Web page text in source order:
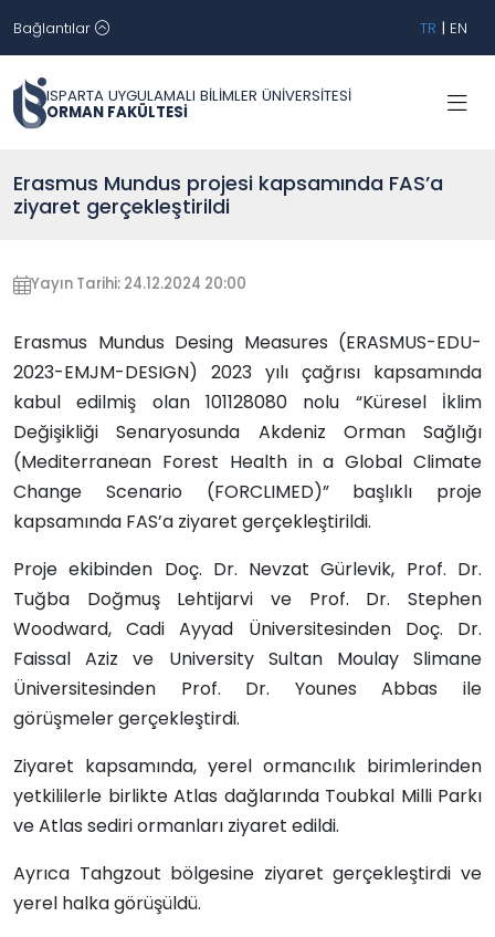
Bağlantılar TR | EN
ISPARTA UYGULAMALI BİLİMLER ÜNİVERSİTESİ
ORMAN FAKÜLTESİ
Erasmus Mundus projesi kapsamında FAS’a
ziyaret gerçekleştirildi
Yayın Tarihi: 24.12.2024 20:00
Erasmus Mundus Desing Measures (ERASMUS-EDU-
2023-EMJM-DESIGN) 2023 yılı çağrısı kapsamında
kabul edilmiş olan 101128080 nolu “Küresel İklim
Değişikliği Senaryosunda Akdeniz Orman Sağlığı
(Mediterranean Forest Health in a Global Climate
Change Scenario (FORCLIMED)” başlıklı proje
kapsamında FAS’a ziyaret gerçekleştirildi.
Proje ekibinden Doç. Dr. Nevzat Gürlevik, Prof. Dr.
Tuğba Doğmuş Lehtijarvi ve Prof. Dr. Stephen
Woodward, Cadi Ayyad Üniversitesinden Doç. Dr.
Faissal Aziz ve University Sultan Moulay Slimane
Üniversitesinden Prof. Dr. Younes Abbas ile
görüşmeler gerçekleştirdi.
Ziyaret kapsamında, yerel ormancılık birimlerinden
yetkililerle birlikte Atlas dağlarında Toubkal Milli Parkı
ve Atlas sediri ormanları ziyaret edildi.
Ayrıca Tahgzout bölgesine ziyaret gerçekleştirdi ve
yerel halka görüşüldü.